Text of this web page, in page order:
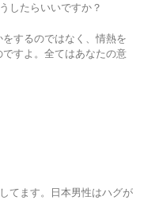
したらいいですか？
するのではなく、情熱を
すよ。全てはあなたの意
てます。日本男性はハグが